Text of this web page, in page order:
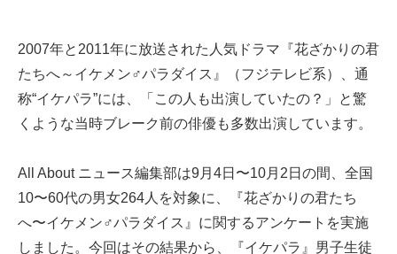
2007年と2011年に放送された人気ドラマ『花ざかりの君
たちへ～イケメン♂パラダイス』（フジテレビ系）、通
称“イケパラ”には、「この人も出演していたの？」と驚
くような当時ブレーク前の俳優も多数出演しています。
All About ニュース編集部は9月4日〜10月2日の間、全国
10〜60代の男女264人を対象に、『花ざかりの君たち
へ〜イケメン♂パラダイス』に関するアンケートを実施
しました。今回はその結果から、『イケパラ』男子生徒